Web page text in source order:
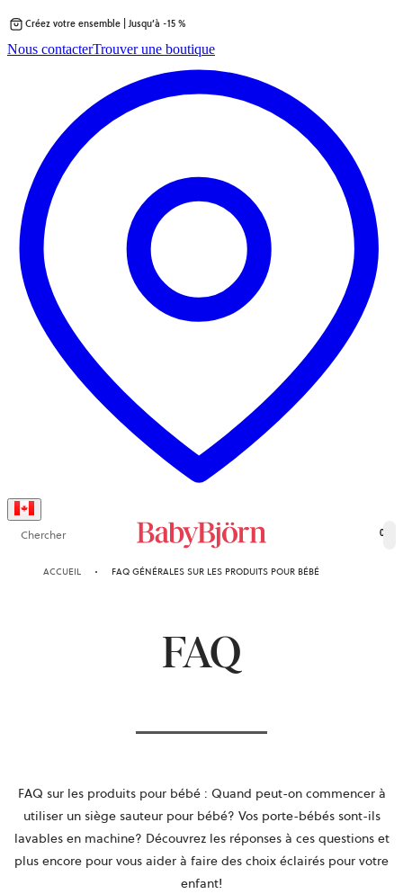
au
Créez votre ensemble | Jusqu’à -15 %
Nous contacterTrouver une boutique
Chercher 0
ACCUEIL FAQ GÉNÉRALES SUR LES PRODUITS POUR BÉBÉ
FAQ
FAQ sur les produits pour bébé : Quand peut-on commencer à
utiliser un siège sauteur pour bébé? Vos porte-bébés sont-ils
lavables en machine? Découvrez les réponses à ces questions et
plus encore pour vous aider à faire des choix éclairés pour votre
enfant!